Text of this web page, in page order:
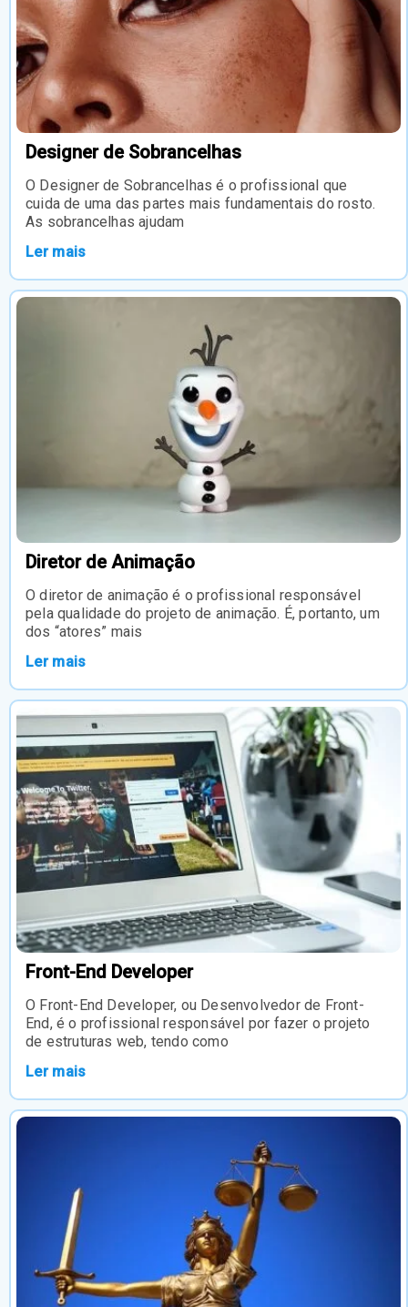
Designer de Sobrancelhas
O Designer de Sobrancelhas é o profissional que
cuida de uma das partes mais fundamentais do rosto.
As sobrancelhas ajudam
Ler mais
Diretor de Animação
O diretor de animação é o profissional responsável
pela qualidade do projeto de animação. É, portanto, um
dos “atores” mais
Ler mais
Front-End Developer
O Front-End Developer, ou Desenvolvedor de Front-
End, é o profissional responsável por fazer o projeto
de estruturas web, tendo como
Ler mais